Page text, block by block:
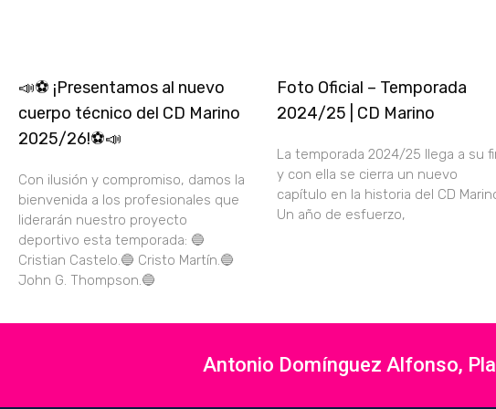
📣⚽ ¡Presentamos al nuevo
cuerpo técnico del CD Marino
2025/26!⚽📣
Con ilusión y compromiso, damos la
bienvenida a los profesionales que
liderarán nuestro proyecto
deportivo esta temporada: 🔵
Cristian Castelo.🔵 Cristo Martín.🔵
John G. Thompson.🔵
Foto Oficial – Temporada
2024/25 | CD Marino
La temporada 2024/25 llega a su
y con ella se cierra un nuevo
capítulo en la historia del CD
Un año de esfuerzo,
Antonio Domínguez Alfonso,